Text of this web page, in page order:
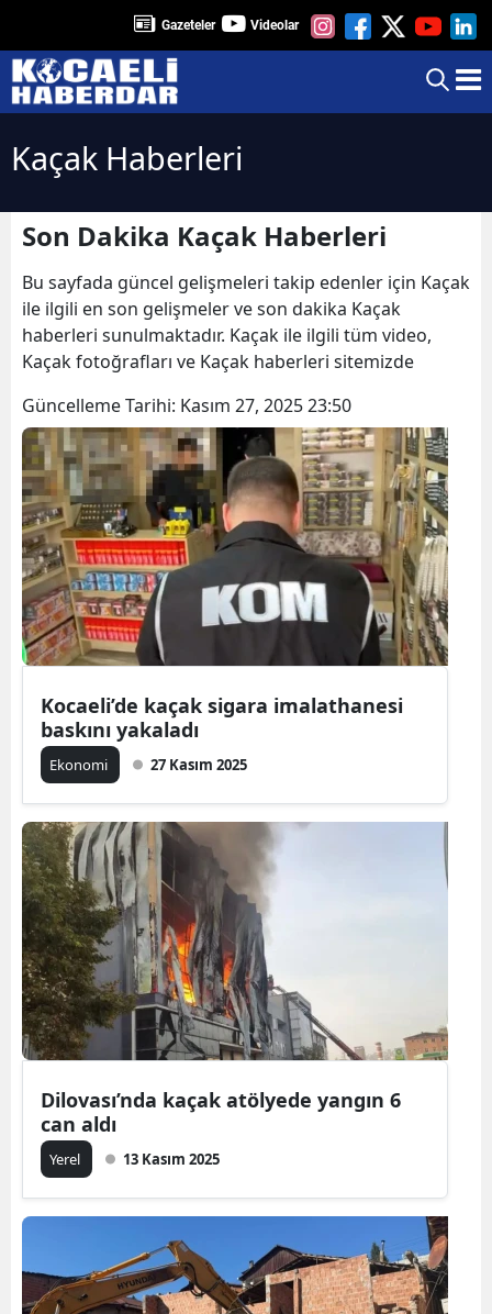
Gazeteler Videolar
Kaçak Haberleri
Son Dakika Kaçak Haberleri
Bu sayfada güncel gelişmeleri takip edenler için Kaçak
ile ilgili en son gelişmeler ve son dakika Kaçak
haberleri sunulmaktadır. Kaçak ile ilgili tüm video,
Kaçak fotoğrafları ve Kaçak haberleri sitemizde
Güncelleme Tarihi: Kasım 27, 2025 23:50
Kocaeli’de kaçak sigara imalathanesi
baskını yakaladı
Ekonomi 27 Kasım 2025
Dilovası’nda kaçak atölyede yangın 6
can aldı
Yerel 13 Kasım 2025